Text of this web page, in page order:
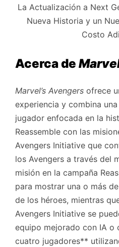
La Actualización a Next
Nueva Historia y un
Costo
Acerca de
Marvel’s Avengers ofrece
experiencia y combina
jugador enfocada en la
Reassemble con las
Avengers Initiative que
los Avengers a través del
misión en la campaña
para mostrar una o más
de los héroes, mientras
Avengers Initiative se
equipo mejorado con IA o
cuatro jugadores**